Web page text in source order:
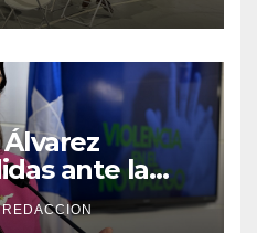
ante la
noviazgo
REDACCION